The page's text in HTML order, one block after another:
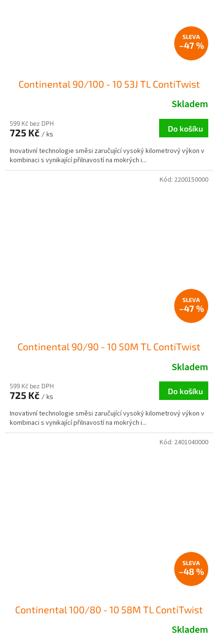
–47 %
Continental 90/100 - 10 53J TL ContiTwist
Skladem
599 Kč bez DPH
725 Kč / ks
Do košíku
Inovativní technologie směsi zaručující vysoký kilometrový výkon v
kombinaci s vynikající přilnavostí na mokrých i...
–47 %
Continental 90/90 - 10 50M TL ContiTwist
Skladem
599 Kč bez DPH
725 Kč / ks
Do košíku
Inovativní technologie směsi zaručující vysoký kilometrový výkon v
kombinaci s vynikající přilnavostí na mokrých i...
Kód: 2200150000
–48 %
Continental 100/80 - 10 58M TL ContiTwist
Skladem
Kód: 2401040000